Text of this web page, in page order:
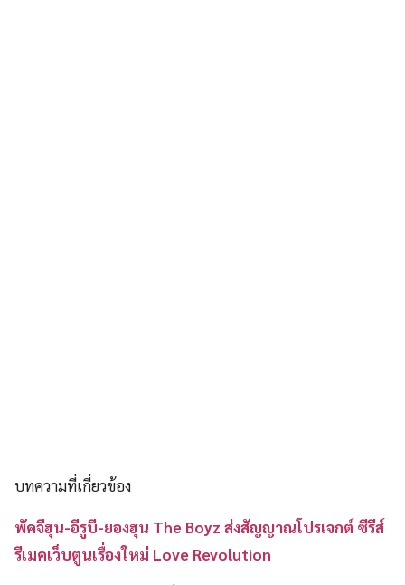
บทความที่เกี่ยวข้อง
พัคจีฮุน-อีรูบี-ยองฮุน The Boyz ส่งสัญญาณโปรเจกต์ ซีรีส์
รีเมคเว็บตูนเรื่องใหม่ Love Revolution